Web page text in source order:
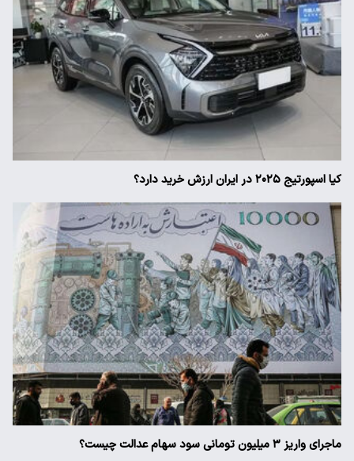
کیا اسپورتیج ۲۰۲۵ در ایران ارزش خرید دارد؟
ماجرای واریز ۳ میلیون تومانی سود سهام عدالت چیست؟